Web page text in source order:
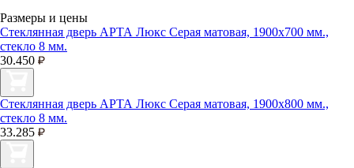
Размеры и цены
Стеклянная дверь АРТА Люкс Серая матовая, 1900х700 мм.,
стекло 8 мм.
30.450
Стеклянная дверь АРТА Люкс Серая матовая, 1900х800 мм.,
стекло 8 мм.
33.285